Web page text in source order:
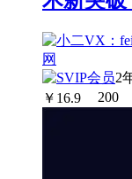
2
￥ 16.9 200